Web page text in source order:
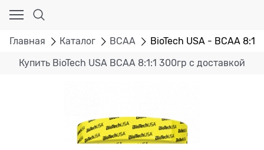
Главная Каталог BCAA BioTech USA - BCAA
Купить BioTech USA BCAA 8:1:1 300гр с доставкой